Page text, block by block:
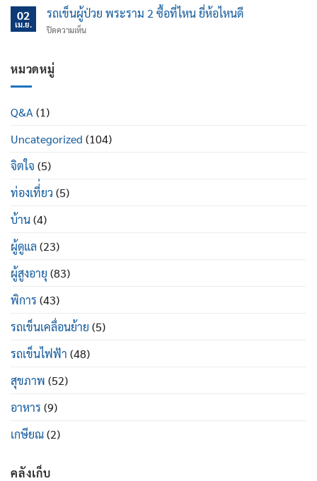
ไหน
นอน
นอน
ช่วย
ป้องกัน
ข้อ
บ้าง
02
เม.ย.
รถเข็นผู้ป่วย พระราม 2 ซื้อที่ไหน ยี่ห้อไหนดี
ปิดความเห็นบน
ยี่ห้อ
หมวดหมู่
Q&A (1)
Uncategorized (104)
จิตใจ (5)
ท่องเที่่ยว (5)
บ้าน(4)
ผู้ดูแล (23)
ผู้สูงอายุ (83)
พิการ (43)
รถเข็นเคลื่อนย้าย (5)
รถเข็นไฟฟ้า (48)
สุขภาพ (52)
อาหาร (9)
เกษียณ(2)
คลังเก็บ